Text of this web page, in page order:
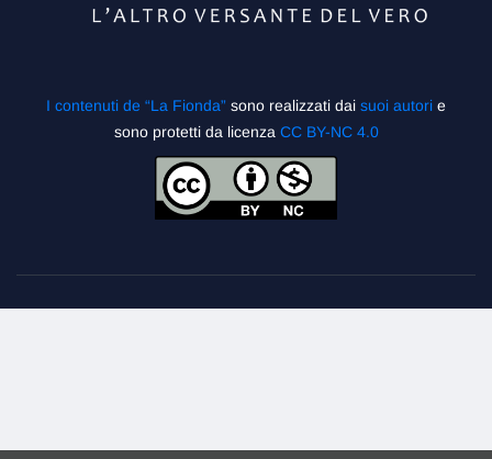
I contenuti de “La Fionda” sono realizzati dai suoi autori e
sono protetti da licenza CC BY-NC 4.0